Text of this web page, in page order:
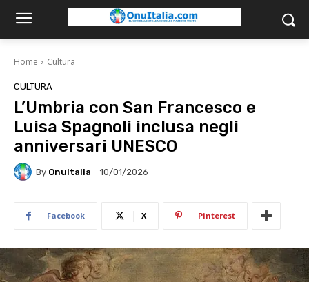
Home Cultura
CULTURA
L’Umbria con San Francesco e
Luisa Spagnoli inclusa negli
anniversari UNESCO
By OnuItalia 10/01/2026
Facebook X Pinterest